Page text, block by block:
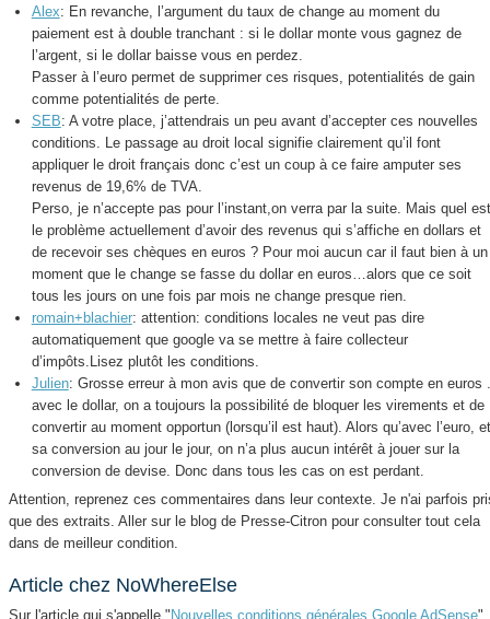
Alex: En revanche, l’argument du taux de change au moment du
paiement est à double tranchant : si le dollar monte vous gagnez de
l’argent, si le dollar baisse vous en perdez.
Passer à l’euro permet de supprimer ces risques, potentialités de gain
comme potentialités de perte.
SEB: A votre place, j’attendrais un peu avant d’accepter ces nouvelles
conditions. Le passage au droit local signifie clairement qu’il font
appliquer le droit français donc c’est un coup à ce faire amputer ses
revenus de 19,6% de TVA.
Perso, je n’accepte pas pour l’instant,on verra par la suite. Mais quel est
le problème actuellement d’avoir des revenus qui s’affiche en dollars et
de recevoir ses chèques en euros ? Pour moi aucun car il faut bien à un
moment que le change se fasse du dollar en euros…alors que ce soit
tous les jours on une fois par mois ne change presque rien.
romain+blachier: attention: conditions locales ne veut pas dire
automatiquement que google va se mettre à faire collecteur
d’impôts.Lisez plutôt les conditions.
Julien: Grosse erreur à mon avis que de convertir son compte en euros
avec le dollar, on a toujours la possibilité de bloquer les virements et de
convertir au moment opportun (lorsqu’il est haut). Alors qu’avec l’euro, et
sa conversion au jour le jour, on n’a plus aucun intérêt à jouer sur la
conversion de devise. Donc dans tous les cas on est perdant.
Attention, reprenez ces commentaires dans leur contexte. Je n'ai parfois
que des extraits. Aller sur le blog de Presse-Citron pour consulter tout cela
dans de meilleur condition.
Article chez NoWhereElse
Sur l'article qui s'appelle " Nouvelles conditions générales Google AdSense"